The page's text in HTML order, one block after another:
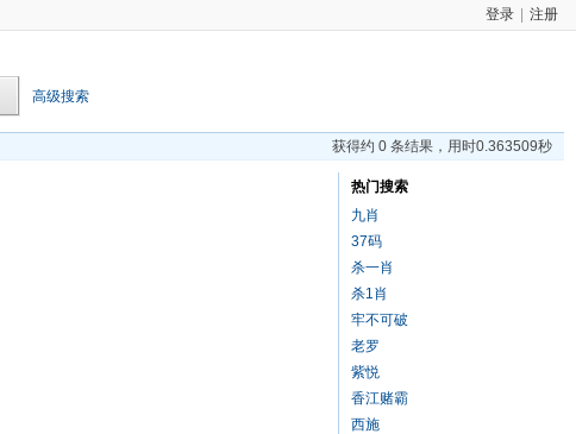
登录 注册
高级搜索
获得约 0 条结果，用时0.363509秒
热门搜索
九肖
37码
杀一肖
杀1肖
牢不可破
老罗
紫悦
香江赌霸
西施